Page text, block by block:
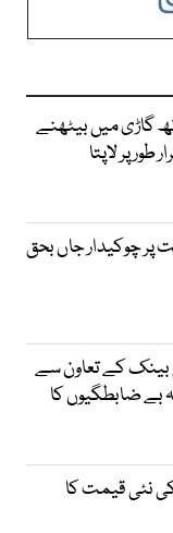
گاڑی میں بیٹھنے
پر چوکیدار جاں بحق
بینک کے تعاون سے
بے ضابطگیوں کا
نئی قیمت کا